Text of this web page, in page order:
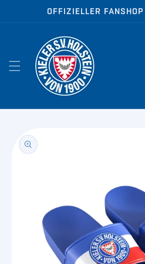
Direkt zumOFFIZIELLER